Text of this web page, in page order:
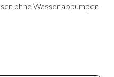
ohne Wasser abpumpen